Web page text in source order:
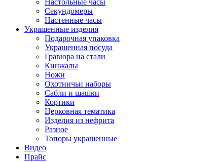
Настольные часы
Секундомеры
Настенные часы
Украшенные изделия
Подарочная упаковка
Украшенная посуда
Гравюра на стали
Кинжалы
Ножи
Охотничьи наборы
Сабли и шашки
Кортики
Церковная тематика
Изделия из нефрита
Разное
Топоры украшенные
Видео
Прайс